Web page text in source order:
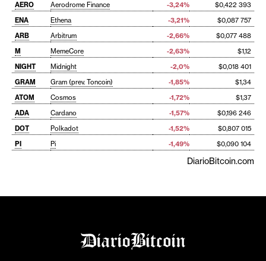
AERO Aerodrome Finance -3,24%
$0,422 393
ENA
Ethena -3,21%
$0,087 757
ARB
Arbitrum -2,66%
$0,077 488
M
MemeCore -2,63%
$1,12
NIGHT
Midnight -2,0%
$0,018 401
GRAM
Gram (prev. Toncoin) -1,85%
$1,34
ATOM
Cosmos -1,72%
$1,37
ADA
Cardano -1,57%
$0,196 246
DOT
Polkadot -1,52%
$0,807 015
PI
Pi -1,49% $0,090 104
DiarioBitcoin.com